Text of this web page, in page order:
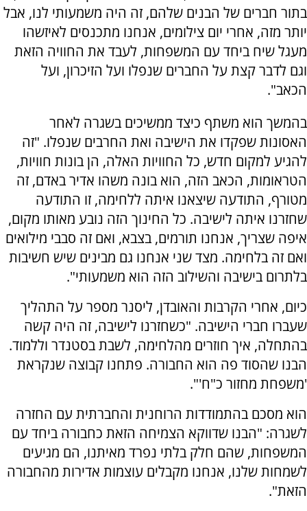
בתור חברים של הבנים שלהם, זה היה משמעותי לנו, אבל
יותר מזה, אחרי יום צילומים, אנחנו מתכנסים לאיזשהו
מעגל שיח ביחד עם המשפחות, לעבד את החוויה הזאת
וגם לדבר קצת על החברים שנפלו ועל הזיכרון, ועל
הכאב".
בהמשך הוא משתף כיצד ממשיכים בשגרה לאחר
האסונות שפקדו את הישיבה ואת החרבים שנפלו. "זה
להגיע למקום חדש, כל החוויות האלה, הן בונות חוויות,
הטראומות, הכאב הזה, הוא בונה משהו אדיר באדם, זה
מטורף, התודעה שיצאנו איתה ללחימה, זו התודעה
שחזרנו איתה לישיבה. כל החינוך הזה נובע מאותו מקום,
איפה שצריך, אנחנו תורמים, בצבא, ואם זה סבבי מילואים
ואם זה בלחימה. מצד שני אנחנו גם מבינים שיש חשיבות
בלתרום בישיבה והשילוב הזה הוא משמעותי".
כיום, אחרי הקרבות והאובדן, ליסנר מספר על התהליך
שעברו חברי הישיבה. "כשחזרנו לישיבה, זה היה קשה
בהתחלה, איך חוזרים מהלחימה, לשבת בסטנדר וללמוד.
הבנו שהסוד פה הוא החבורה. פתחנו קבוצה שנקראת
'משפחת מחזור כ"ח'".
הוא מסכם בהתמודדות הרוחנית והחברתית עם החזרה
לשגרה: "הבנו שדווקא הצמיחה הזאת כחבורה ביחד עם
המשפחות, שהם חלק בלתי נפרד מאיתנו, הם מגיעים
לשמחות שלנו, אנחנו מקבלים עוצמות אדירות מהחבורה
הזאת".